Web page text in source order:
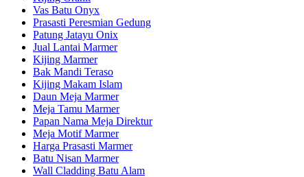
Vas Batu Onyx
Prasasti Peresmian Gedung
Patung Jatayu Onix
Jual Lantai Marmer
Kijing Marmer
Bak Mandi Teraso
Kijing Makam Islam
Daun Meja Marmer
Meja Tamu Marmer
Papan Nama Meja Direktur
Meja Motif Marmer
Harga Prasasti Marmer
Batu Nisan Marmer
Wall Cladding Batu Alam